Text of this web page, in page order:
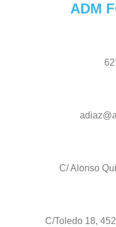
ADM
C/ Alonso
C/Toledo 18,